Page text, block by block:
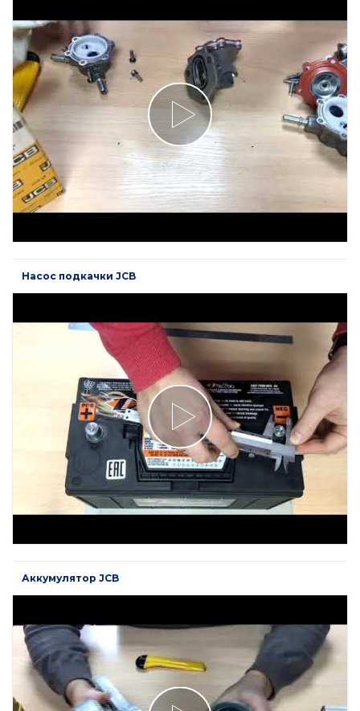
Насос подкачки JCB
Аккумулятор JCB